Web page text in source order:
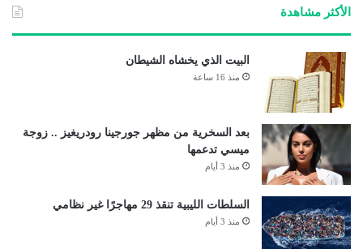
الأكثر مشاهدة
البيت الذي يخشاه الشيطان
منذ 16 ساعة
بعد السخرية من مظهر جورجينا رودريغيز .. زوجة
ميسي تدعمها
منذ 3 أيام
السلطات الليبية تنقذ 29 مهاجرًا غير نظامي
منذ 3 أيام